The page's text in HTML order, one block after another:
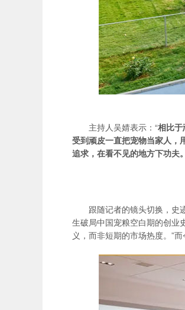
主持人吴婧表示：“相比
受到顽皮一直把宠物当家人，
追求，在看不见的地方下功夫
跟随记者的镜头切换，史
生破局中国宠粮空白期的创业
义，而非短期的市场热度。”